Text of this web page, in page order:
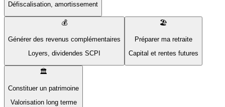
Défiscalisation, amortissement
💰
Générer des revenus complémentaires
Loyers, dividendes SCPI
🏖️
Préparer ma retraite
Capital et rentes futures
🏛️
Constituer un patrimoine
Valorisation long terme